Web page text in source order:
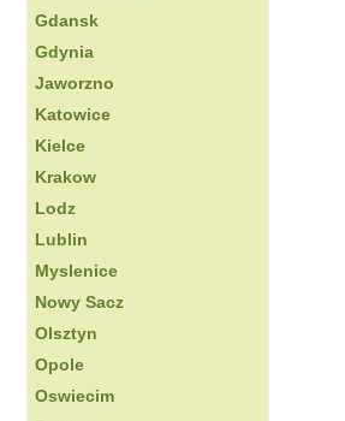
Gdansk
Gdynia
Jaworzno
Katowice
Kielce
Krakow
Lodz
Lublin
Myslenice
Nowy Sacz
Olsztyn
Opole
Oswiecim